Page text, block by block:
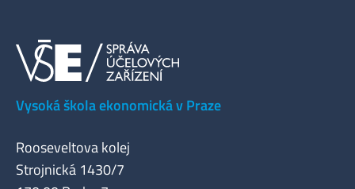
Vysoká škola ekonomická v Praze
Rooseveltova kolej
Strojnická 1430/7